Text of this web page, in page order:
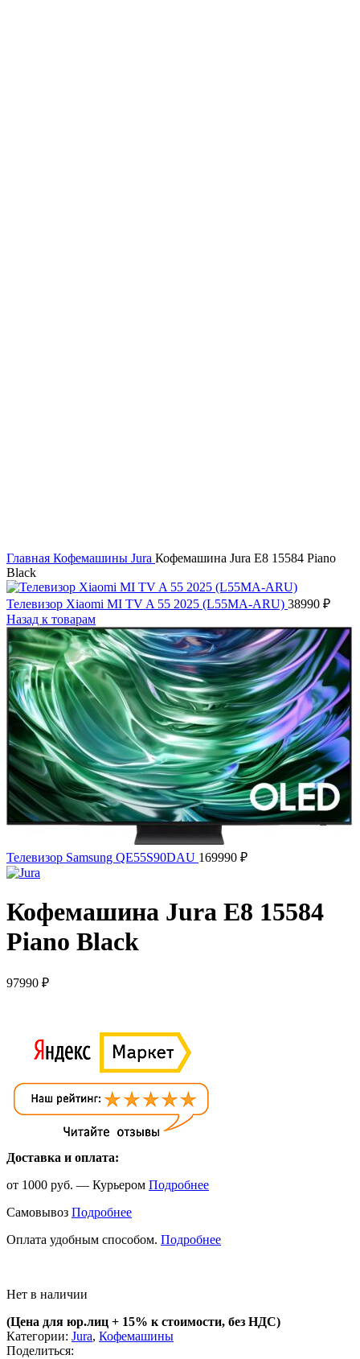
Главная Кофемашины Jura Кофемашина Jura E8 15584 Piano
Black
Телевизор Xiaomi MI TV A 55 2025 (L55MA-ARU) 38990 ₽
Назад к товарам
Телевизор Samsung QE55S90DAU 169990 ₽
Кофемашина Jura E8 15584
Piano Black
97990 ₽
Доставка и оплата:
от 1000 руб. — Курьером Подробнее
Самовывоз Подробнее
Оплата удобным способом. Подробнее
Нет в наличии
(Цена для юр.лиц + 15% к стоимости, без НДС)
Категории: Jura, Кофемашины
Поделиться: